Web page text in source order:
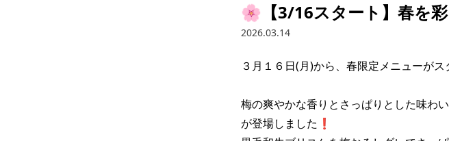
🌸【3/16スタート】春を
2026.03.14
３月１６日(月)から、春限定メニューが
梅の爽やかな香りとさっぱりとした味わ
が登場しました❗